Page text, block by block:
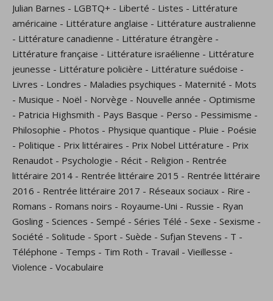
Julian Barnes - LGBTQ+ - Liberté - Listes - Littérature
américaine - Littérature anglaise - Littérature australienne
- Littérature canadienne - Littérature étrangère -
Littérature française - Littérature israélienne - Littérature
jeunesse - Littérature policière - Littérature suédoise -
Livres - Londres - Maladies psychiques - Maternité - Mots
- Musique - Noël - Norvège - Nouvelle année - Optimisme
- Patricia Highsmith - Pays Basque - Perso - Pessimisme -
Philosophie - Photos - Physique quantique - Pluie - Poésie
- Politique - Prix littéraires - Prix Nobel Littérature - Prix
Renaudot - Psychologie - Récit - Religion - Rentrée
littéraire 2014 - Rentrée littéraire 2015 - Rentrée littéraire
2016 - Rentrée littéraire 2017 - Réseaux sociaux - Rire -
Romans - Romans noirs - Royaume-Uni - Russie - Ryan
Gosling - Sciences - Sempé - Séries Télé - Sexe - Sexisme -
Société - Solitude - Sport - Suède - Sufjan Stevens - T -
Téléphone - Temps - Tim Roth - Travail - Vieillesse -
Violence - Vocabulaire